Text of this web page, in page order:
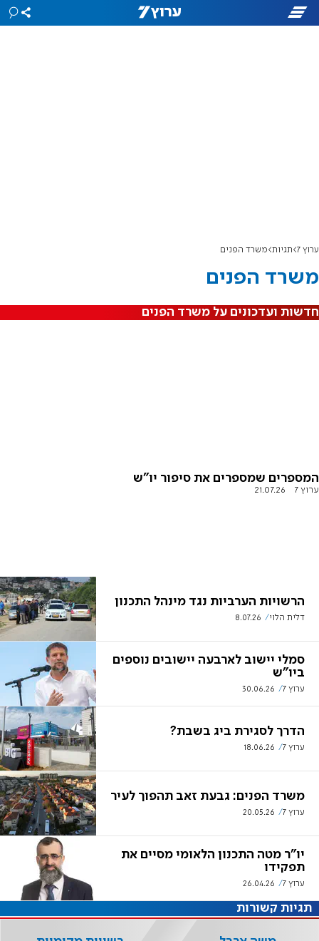
ערוץ 7 תגיות משרד הפנים
משרד הפנים
חדשות ועדכונים על משרד הפנים
המספרים שמספרים את סיפור יו"ש
ערוץ 7 21.07.26
הרשויות הערביות נגד מינהל התכנון
דלית הלוי 8.07.26
סמלי יישוב לארבעה יישובים נוספים
ביו"ש
ערוץ 7 30.06.26
הדרך לסגירת ביג בשבת?
ערוץ 7 18.06.26
משרד הפנים: גבעת זאב תהפוך לעיר
ערוץ 7 20.05.26
יו"ר מטה התכנון הלאומי מסיים את
תפקידו
ערוץ 7 26.04.26
תגיות קשורות